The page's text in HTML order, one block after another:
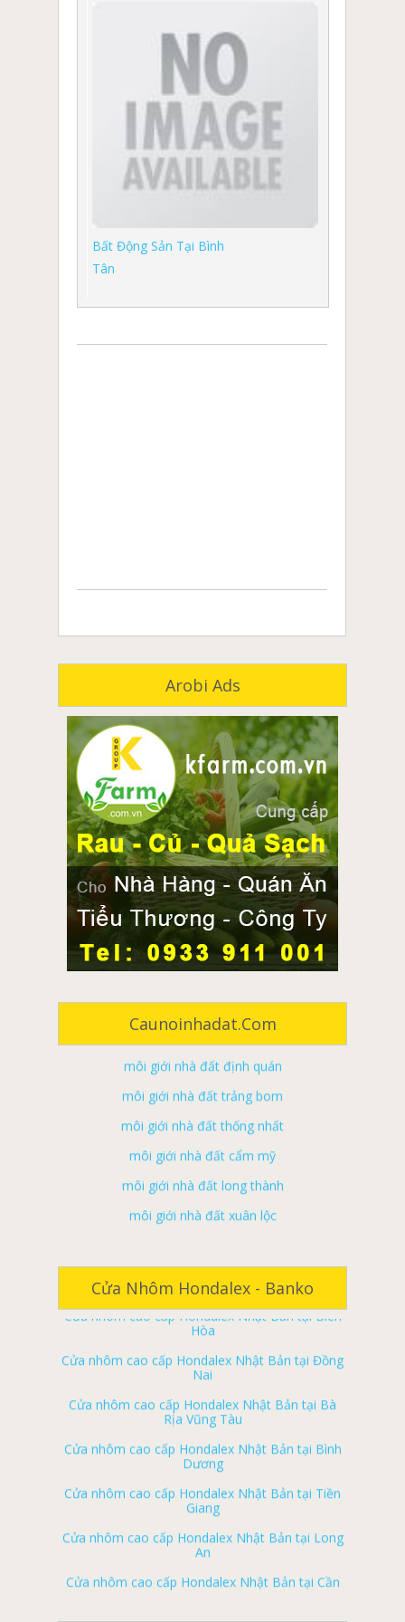
Bất Động Sản Tại Bình
Tân
Arobi Ads
Caunoinhadat.com
môi giới nhà đất đồng nai
môi giới nhà đất biên hòa
môi giới nhà đất long khánh
môi giới nhà đất vĩnh cửu
môi giới nhà đất trảng bom
môi giới nhà đất thống nhất
môi giới nhà đất cẩm mỹ
môi giới nhà đất long thành
môi giới nhà đất xuân lộc
môi giới nhà đất nhơn trạch
ký gửi nhà đất long khánh
ký gửi nhà đất tân phú
ký gửi nhà đất vĩnh cửu
ký gửi nhà đất định quán
ký gửi nhà đất trảng bom
ký gửi nhà đất thống nhất
ký gửi nhà đất cẩm mỹ
ký gửi nhà đất long thành
ký gửi nhà đất xuân lộc
ký gửi nhà đất nhơn trạch
Cửa Nhôm Hondalex - Banko
Cửa nhôm cao cấp Hondalex Nhật Bản tại Biên
Cửa nhôm cao cấp Hondalex Nhật Bản tại Đồng
Cửa nhôm cao cấp Hondalex Nhật Bản tại Bà
Cửa nhôm cao cấp Hondalex Nhật Bản tại Bình
Cửa nhôm cao cấp Hondalex Nhật Bản tại Tiền
Cửa nhôm cao cấp Hondalex Nhật Bản tại Long
Cửa nhôm cao cấp Hondalex Nhật Bản tại Cần